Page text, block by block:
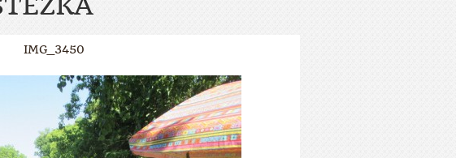
IMG_3450